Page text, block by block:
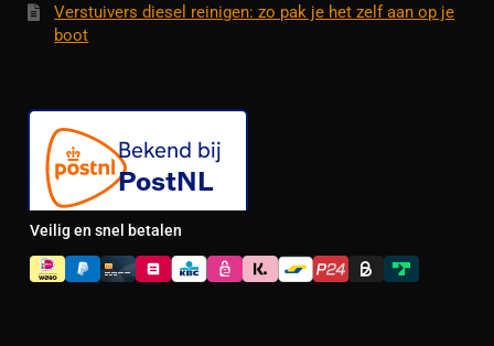
Verstuivers diesel reinigen: zo pak je het zelf aan op je
boot
Veilig en snel betalen